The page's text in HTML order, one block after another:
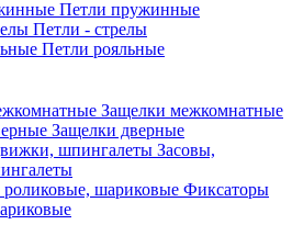
Петли пружинные
Петли - стрелы
Петли рояльные
Защелки межкомнатные
Защелки дверные
Засовы,
Фиксаторы